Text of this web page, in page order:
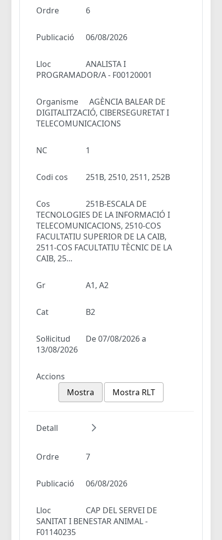
Ordre 6
Publicació 06/08/2026
Lloc
ANALISTA I
PROGRAMADOR/A - F00120001
Organisme
AGÈNCIA BALEAR DE
DIGITALITZACIÓ, CIBERSEGURETAT I
TELECOMUNICACIONS
NC 1
Codi cos 251B, 2510, 2511, 252B
Cos
251B-ESCALA DE
TECNOLOGIES DE LA INFORMACIÓ I
TELECOMUNICACIONS, 2510-COS
FACULTATIU SUPERIOR DE LA CAIB,
2511-COS FACULTATIU TÈCNIC DE LA
CAIB, 25...
Gr A1, A2
Cat B2
Sol·licitud
De 07/08/2026 a
13/08/2026
Accions
Mostra
Mostra RLT
Detall
Ordre 7
Publicació 06/08/2026
Lloc
CAP DEL SERVEI DE
SANITAT I BENESTAR ANIMAL -
F01140235